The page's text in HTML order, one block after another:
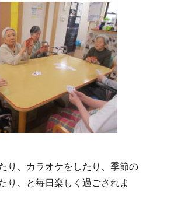
り、カラオケをしたり、季節の
り、と毎日楽しく過ごされま